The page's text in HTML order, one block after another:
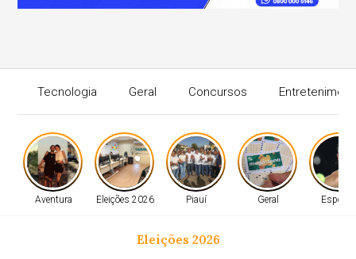
Tecnologia Geral Concursos
Aventura Eleições 2026 Piauí Geral
Eleições 2026